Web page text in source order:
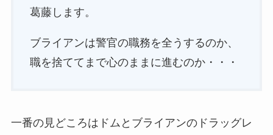
葛藤します。
ブライアンは警官の職務を全うするのか、
職を捨ててまで心のままに進むのか・・・
一番の見どころはドムとブライアンのドラッグレ